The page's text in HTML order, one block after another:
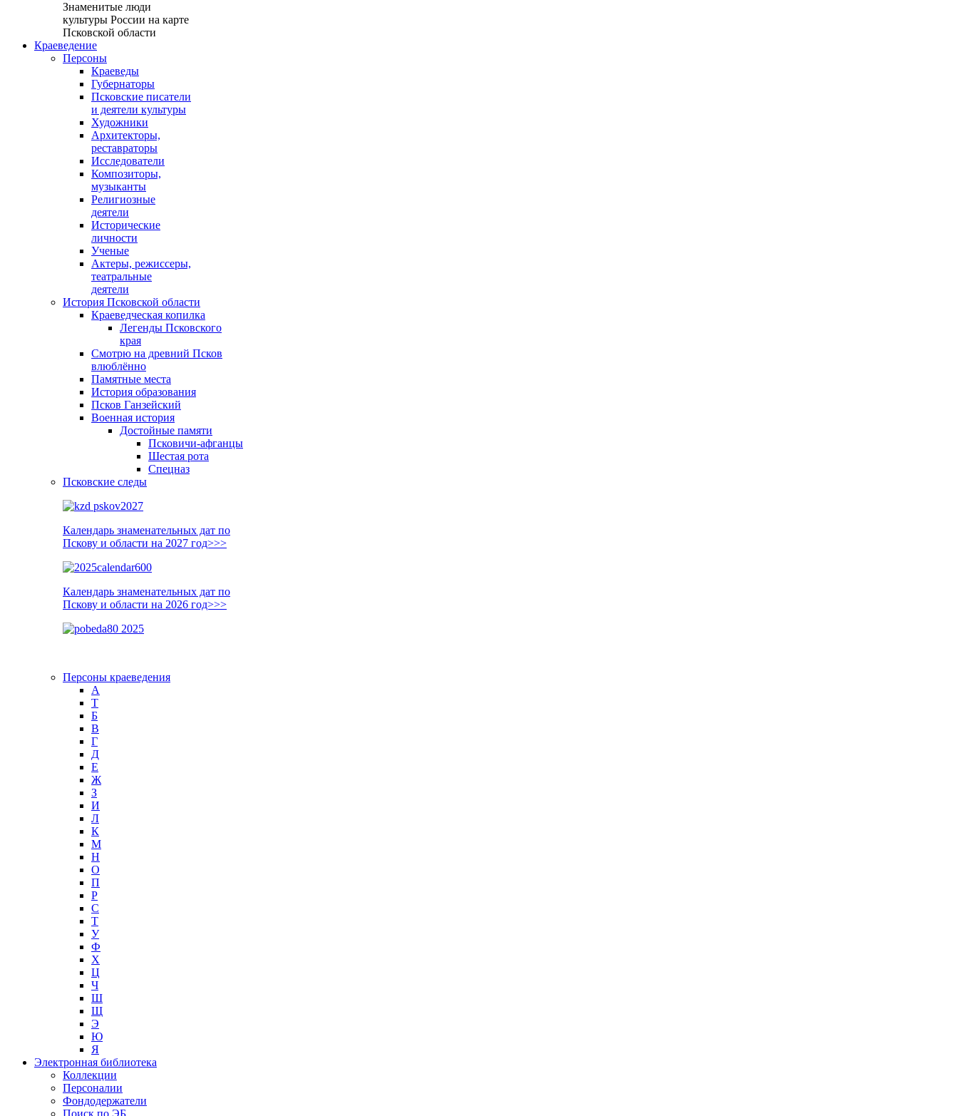
Знаменитые люди
культуры России на карте
Псковской области
Краеведение
Персоны
Краеведы
Губернаторы
Псковские писатели
и деятели культуры
Художники
Архитекторы,
реставраторы
Исследователи
Композиторы,
музыканты
Религиозные
деятели
Исторические
личности
Ученые
Актеры, режиссеры,
театральные
деятели
История Псковской области
Краеведческая копилка
Легенды Псковского
края
Смотрю на древний Псков
влюблённо
Памятные места
История образования
Псков Ганзейский
Военная история
Достойные памяти
Псковичи-афганцы
Шестая рота
Спецназ
Псковские следы
Календарь знаменательных дат по
Пскову и области на 2027 год>>>
Календарь знаменательных дат по
Пскову и области на 2026 год>>>
Персоны краеведения
А
T
Б
В
Г
Д
Е
Ж
З
И
Л
К
М
Н
О
П
Р
С
Т
У
Ф
Х
Ц
Ч
Ш
Щ
Э
Ю
Я
Электронная библиотека
Коллекции
Персоналии
Фондодержатели
Поиск по ЭБ